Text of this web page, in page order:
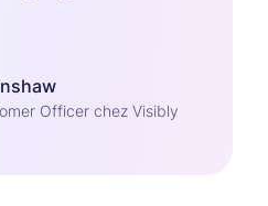
Officer chez Visibly